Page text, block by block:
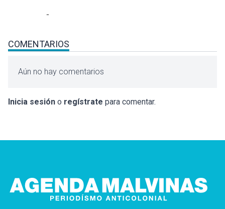
COMENTARIOS
Aún no hay comentarios
Inicia sesión o regístrate para comentar.